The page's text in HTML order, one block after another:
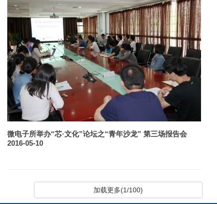
微电子所举办“芯·文化”论坛之“青年沙龙” 第三场报告会
2016-05-10
加载更多(1/100)